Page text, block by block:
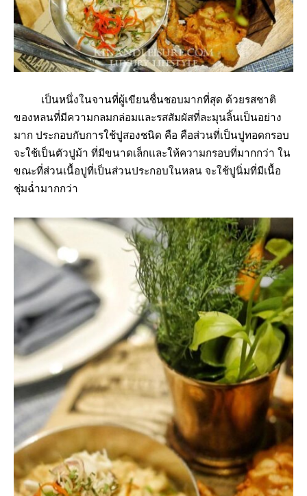
เป็นหนึ่งในจานที่ผู้เขียนชื่นชอบมากที่สุด ด้วยรสชาติ
ของหลนที่มีความกลมกล่อมและรสสัมผัสที่ละมุนลิ้นเป็นอย่าง
มาก ประกอบกับการใช้ปูสองชนิด คือ คือส่วนที่เป็นปูทอดกรอบ
จะใช้เป็นตัวปูม้า ที่มีขนาดเล็กและให้ความกรอบที่มากกว่า ใน
ขณะที่ส่วนเนื้อปูที่เป็นส่วนประกอบในหลน จะใช้ปูนิ่มที่มีเนื้อ
ชุ่มฉ่ำมากกว่า